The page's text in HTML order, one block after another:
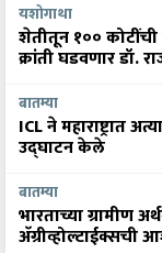
यशोगाथा
शेतीतून १००
क्रांती घडवणार डॉ.
बातम्या
ICL ने महाराष्ट्रात
उद्घाटन केले
बातम्या
भारताच्या ग्रामीण
अ‍ॅग्रीव्होल्टाईक्सची